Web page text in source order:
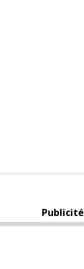
Publicité